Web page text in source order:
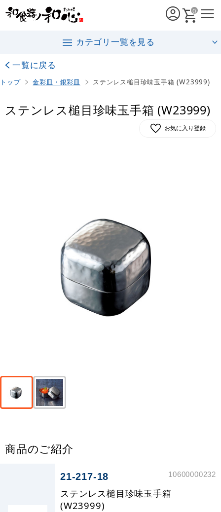
0
カテゴリ一覧を見る
一覧に戻る
トップ 金彩皿・銀彩皿 ステンレス槌目珍味玉手箱 (W23999)
ステンレス槌目珍味玉手箱 (W23999)
お気に入り登録
商品のご紹介
21-217-18 10600000232
ステンレス槌目珍味玉手箱
(W23999)